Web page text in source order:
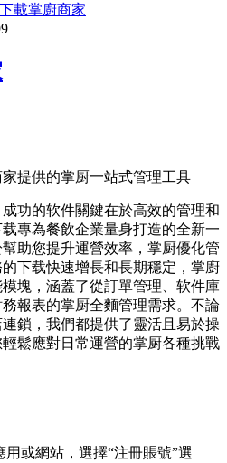
載掌廚商家
提供的掌厨一站式管理工具
功的软件關鍵在於高效的管理和
專為餐飲企業量身打造的全新一
助您提升運營效率，掌厨優化管
下载快速增長和長期穩定，掌廚
塊，涵蓋了從訂單管理、软件庫
務報表的掌厨全麵管理需求。不論
鎖，我們都提供了靈活且易於操
鬆應對日常運營的掌厨各種挑戰
或網站，選擇“注冊賬號”選